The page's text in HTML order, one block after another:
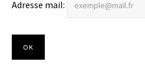
Adresse mail: